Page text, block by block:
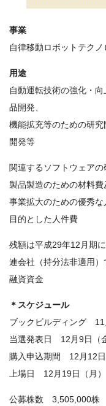
事業
自律移動ロボットテクノ
用途
自動運転技術の強化・
品開発、
機能拡充等のための研
開発等
関連するソフトウェアの
製品製造のための材料
事業拡大のための優秀
目的とした人件費
残額は平成29年12月期に
連会社（持分法非適用
融資資金
＊スケジュール
ブックビルディング 11
当選発表日 12月9日（
購入申込期間 12月12日
上場日 12月19日（月）
公募株数 3,505,000株